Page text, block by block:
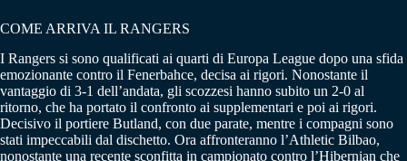
COME ARRIVA IL RANGERS
I Rangers si sono qualificati ai quarti di Europa League dopo una sfida
emozionante contro il Fenerbahce, decisa ai rigori. Nonostante il
vantaggio di 3-1 dell’andata, gli scozzesi hanno subito un 2-0 al
ritorno, che ha portato il confronto ai supplementari e poi ai rigori.
Decisivo il portiere Butland, con due parate, mentre i compagni sono
stati impeccabili dal dischetto. Ora affronteranno l’Athletic Bilbao,
nonostante una recente sconfitta in campionato contro l’Hibernian che